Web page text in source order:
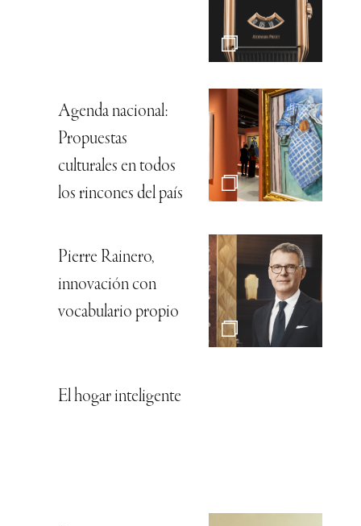
Agenda nacional:
Propuestas
culturales en todos
los rincones del país
Pierre Rainero,
innovación con
vocabulario propio
El hogar inteligente